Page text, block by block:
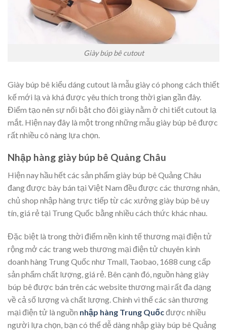
Giày búp bê cutout
Giày búp bê kiểu dáng cutout là mẫu giày có phong cách thiết
kế mới lạ và khá được yêu thích trong thời gian gần đây.
Điểm tạo nên sự nổi bật cho đôi giày nằm ở chi tiết cutout lạ
mắt. Hiện nay đây là một trong những mẫu giày búp bê được
rất nhiều cô nàng lựa chọn.
Nhập hàng giày búp bê Quảng Châu
Hiện nay hầu hết các sản phẩm giày búp bê Quảng Châu
đang được bày bán tại Việt Nam đều được các thương nhân,
chủ shop nhập hàng trực tiếp từ các xưởng giày búp bê uy
tín, giá rẻ tại Trung Quốc bằng nhiều cách thức khác nhau.
Đặc biệt là trong thời điểm nền kinh tế thương mại điện tử
rộng mở các trang web thương mại điện tử chuyên kinh
doanh hàng Trung Quốc như Tmall, Taobao, 1688 cung cấp
sản phẩm chất lượng, giá rẻ. Bên cạnh đó, nguồn hàng giày
búp bê được bán trên các website thương mại rất đa dạng
về cả số lượng và chất lượng. Chính vì thế các sàn thương
mại điện tử là nguồn nhập hàng Trung Quốcđược nhiều
người lựa chọn, bạn có thể dễ dàng nhập giày búp bê Quảng